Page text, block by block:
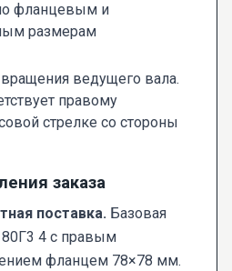
фланцевым и
размерам
ведущего вала.
правому
стрелке со стороны
заказа
поставка. Базовая
4 с правым
фланцем 78×78 мм.